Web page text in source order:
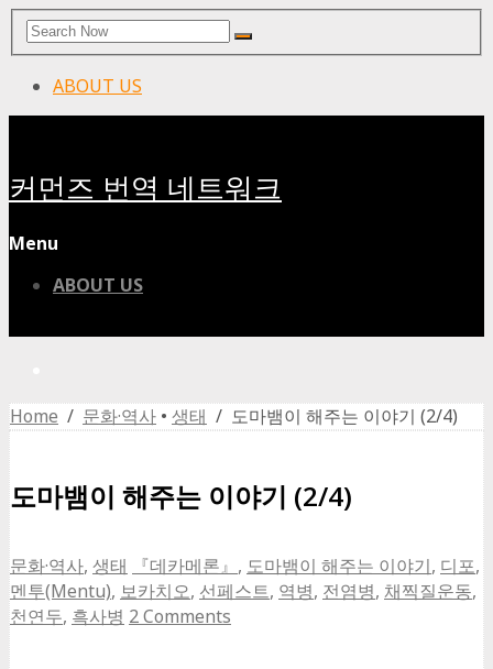
Search
for:
Search
ABOUT US
커먼즈 번역 네트워크
Menu
ABOUT US
Home / 문화·역사 • 생태 / 도마뱀이 해주는 이야기 (2/4)
도마뱀이 해주는 이야기 (2/4)
문화·역사, 생태 『데카메론』 , 도마뱀이 해주는 이야기, 디포,
멘투(Mentu), 보카치오, 선페스트, 역병, 전염병, 채찍질운동,
천연두, 흑사병 2 Comments